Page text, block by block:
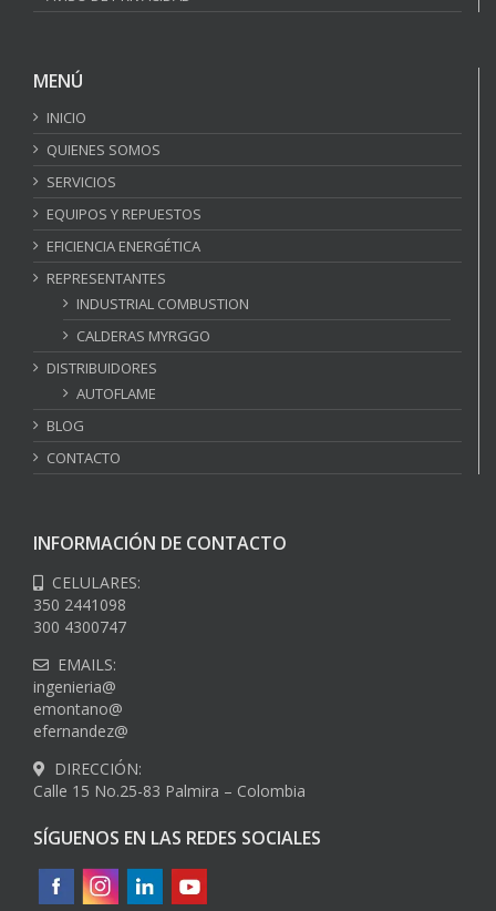
MENÚ
INICIO
QUIENES SOMOS
SERVICIOS
EQUIPOS Y REPUESTOS
EFICIENCIA ENERGÉTICA
REPRESENTANTES
INDUSTRIAL COMBUSTION
CALDERAS MYRGGO
DISTRIBUIDORES
AUTOFLAME
BLOG
CONTACTO
INFORMACIÓN DE CONTACTO
CELULARES:
350 2441098
300 4300747
EMAILS:
ingenieria@
emontano@
efernandez@
DIRECCIÓN:
Calle 15 No.25-83 Palmira – Colombia
SÍGUENOS EN LAS REDES SOCIALES